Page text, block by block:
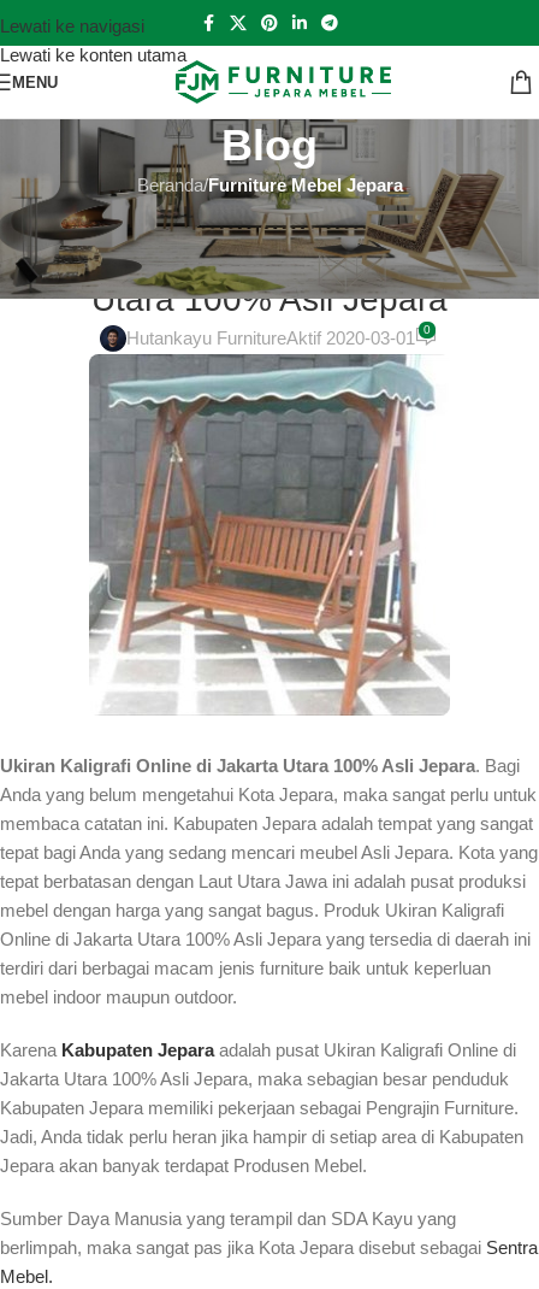
Lewati ke navigasi
Lewati ke konten utama
MENU
Blog
Beranda/Furniture Mebel Jepara
FURNITURE MEBEL JEPARA
Ukiran Kaligrafi Online di Jakarta
Utara 100% Asli Jepara
Hutankayu FurnitureAktif 2020-03-01 0
Ukiran Kaligrafi Online di Jakarta Utara 100% Asli Jepara. Bagi
Anda yang belum mengetahui Kota Jepara, maka sangat perlu untuk
membaca catatan ini. Kabupaten Jepara adalah tempat yang sangat
tepat bagi Anda yang sedang mencari meubel Asli Jepara. Kota yang
tepat berbatasan dengan Laut Utara Jawa ini adalah pusat produksi
mebel dengan harga yang sangat bagus. Produk Ukiran Kaligrafi
Online di Jakarta Utara 100% Asli Jepara yang tersedia di daerah ini
terdiri dari berbagai macam jenis furniture baik untuk keperluan
mebel indoor maupun outdoor.
Karena Kabupaten Jeparaadalah pusat Ukiran Kaligrafi Online di
Jakarta Utara 100% Asli Jepara, maka sebagian besar penduduk
Kabupaten Jepara memiliki pekerjaan sebagai Pengrajin Furniture.
Jadi, Anda tidak perlu heran jika hampir di setiap area di Kabupaten
Jepara akan banyak terdapat Produsen Mebel.
Sumber Daya Manusia yang terampil dan SDA Kayu yang
berlimpah, maka sangat pas jika Kota Jepara disebut sebagai Sentra
Mebel.